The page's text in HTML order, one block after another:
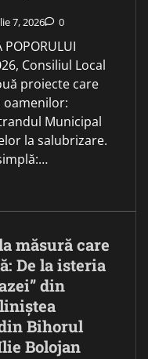
7, 2026 0
POPORULUI
Consiliul Local
proiecte care
oamenilor:
Municipal
la salubrizare.
măsură care
De la isteria
din
Bihorul
Bolojan